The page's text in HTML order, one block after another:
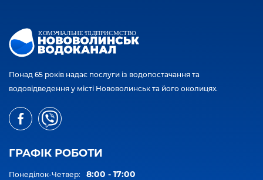
Понад 65 років надає послуги із водопостачання та
водовідведення у місті Нововолинськ та його околицях.
ГРАФІК РОБОТИ
Понеділок-Четвер: 8:00 - 17:00